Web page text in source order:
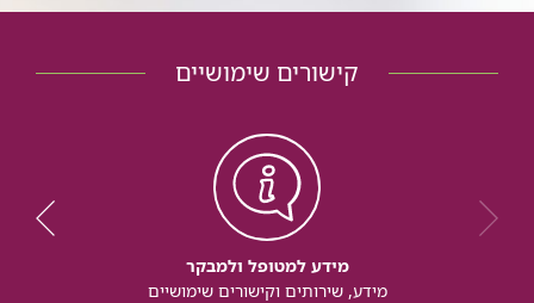
קישורים שימושיים
מידע למטופל ולמבקר
מידע, שירותים וקישורים שימושיים